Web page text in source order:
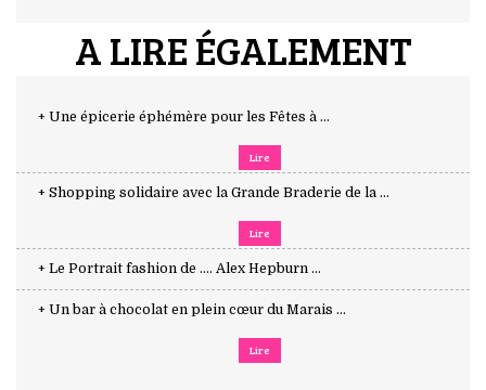
A LIRE ÉGALEMENT
+ Une épicerie éphémère pour les Fêtes à ...
Lire
+ Shopping solidaire avec la Grande Braderie de la ...
Lire
+ Le Portrait fashion de .... Alex Hepburn ...
+ Un bar à chocolat en plein cœur du Marais ...
Lire